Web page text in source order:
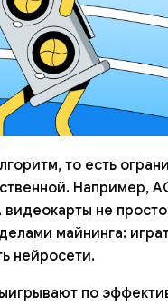
то есть
Например,
не
майнинга:
нейросети.
по